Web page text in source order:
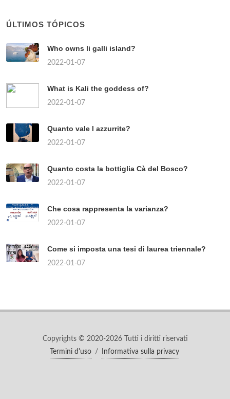
ÚLTIMOS TÓPICOS
Who owns li galli island?
2022-01-07
What is Kali the goddess of?
2022-01-07
Quanto vale l azzurrite?
2022-01-07
Quanto costa la bottiglia Cà del Bosco?
2022-01-07
Che cosa rappresenta la varianza?
2022-01-07
Come si imposta una tesi di laurea triennale?
2022-01-07
Copyrights © 2020-2026 Tutti i diritti riservati
Termini d'uso
/ Informativa sulla privacy